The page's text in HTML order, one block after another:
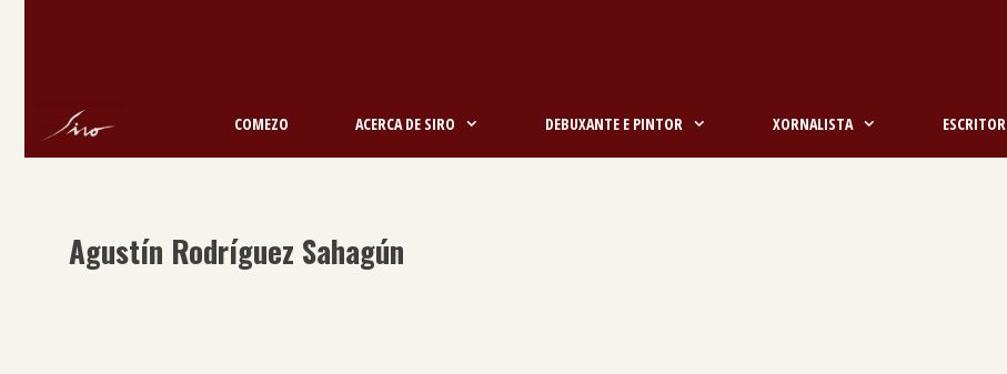
COMEZO ACERCA DE SIRO DEBUXANTE E PINTOR XORNALISTA ESCRITOR
Agustín Rodríguez Sahagún